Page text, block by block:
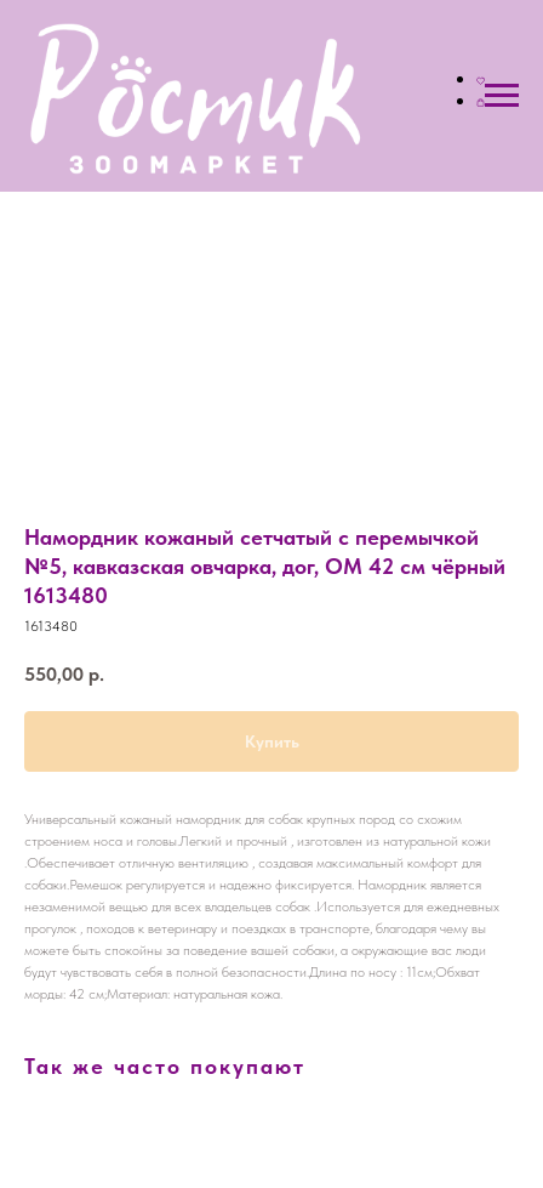
Намордник кожаный сетчатый с перемычкой
№5, кавказская овчарка, дог, ОМ 42 см чёрный
1613480
1613480
550,00 р.
Купить
Универсальный кожаный намордник для собак крупных пород со схожим
строением носа и головы.Легкий и прочный , изготовлен из натуральной кожи
.Обеспечивает отличную вентиляцию , создавая максимальный комфорт для
собаки.Ремешок регулируется и надежно фиксируется. Намордник является
незаменимой вещью для всех владельцев собак .Используется для ежедневных
прогулок , походов к ветеринару и поездках в транспорте, благодаря чему вы
можете быть спокойны за поведение вашей собаки, а окружающие вас люди
будут чувствовать себя в полной безопасности.Длина по носу : 11см;Обхват
морды: 42 см;Материал: натуральная кожа.
Так же часто покупают